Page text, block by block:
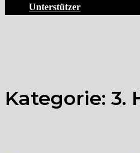
Unterstützer
Kategorie: 3.